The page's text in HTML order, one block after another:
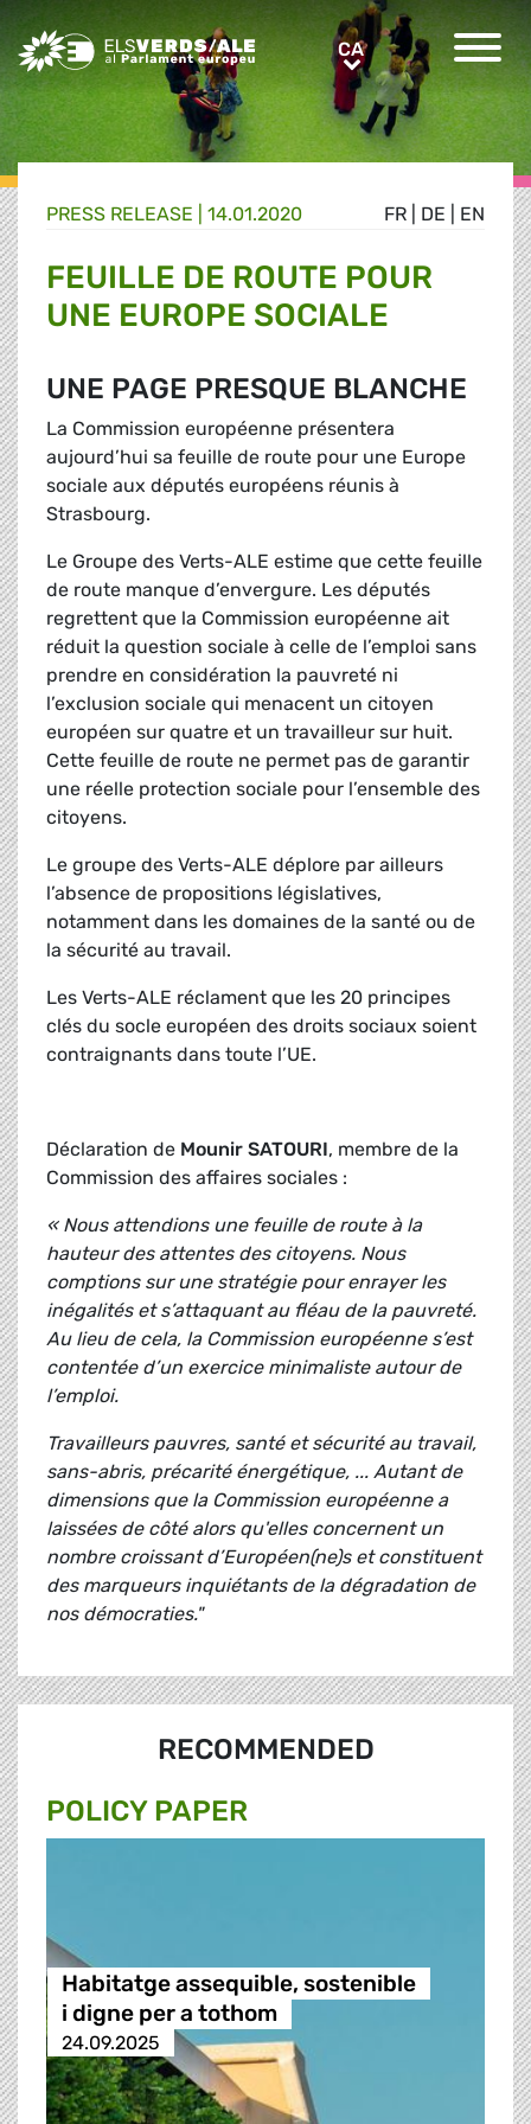
Greens/EFA Home CACA
FR DE EN
PRESS RELEASE | 14.01.2020
FEUILLE DE ROUTE POUR
UNE EUROPE SOCIALE
UNE PAGE PRESQUE BLANCHE
La Commission européenne présentera
aujourd’hui sa feuille de route pour une Europe
sociale aux députés européens réunis à
Strasbourg.
Le Groupe des Verts-ALE estime que cette feuille
de route manque d’envergure. Les députés
regrettent que la Commission européenne ait
réduit la question sociale à celle de l’emploi sans
prendre en considération la pauvreté ni
l’exclusion sociale qui menacent un citoyen
européen sur quatre et un travailleur sur huit.
Cette feuille de route ne permet pas de garantir
une réelle protection sociale pour l’ensemble des
citoyens.
Le groupe des Verts-ALE déplore par ailleurs
l’absence de propositions législatives,
notamment dans les domaines de la santé ou de
la sécurité au travail.
Les Verts-ALE réclament que les 20 principes
clés du socle européen des droits sociaux soient
contraignants dans toute l’UE.
Déclaration de Mounir SATOURI, membre de la
Commission des affaires sociales :
« Nous attendions une feuille de route à la
hauteur des attentes des citoyens. Nous
comptions sur une stratégie pour enrayer les
inégalités et s’attaquant au fléau de la pauvreté.
Au lieu de cela, la Commission européenne s’est
contentée d’un exercice minimaliste autour de
l’emploi.
Travailleurs pauvres, santé et sécurité au travail,
sans-abris, précarité énergétique, ... Autant de
dimensions que la Commission européenne a
laissées de côté alors qu'elles concernent un
nombre croissant d’Européen(ne)s et constituent
des marqueurs inquiétants de la dégradation de
nos démocraties."
RECOMMENDED
POLICY PAPER
Habitatge assequible, sostenible
i digne per a tothom
24.09.2025